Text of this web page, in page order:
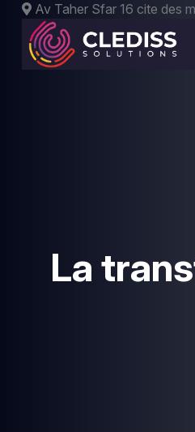
Av Taher Sfar 16 cite des
La